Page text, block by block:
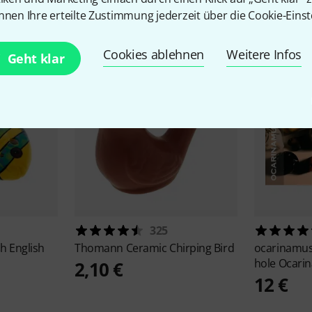
Ihre erteilte Zustimmung jederzeit über die Cookie-
Geht klar Cookies ablehnen Weitere Infos
& passende
English
325
Thomann Ceramic Chirping Bird
2,10 €
hole
12 €